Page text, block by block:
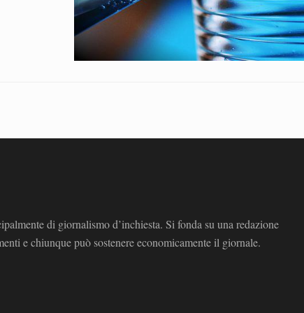
di giornalismo d’inchiesta. Si fonda su una redazione
e chiunque può sostenere economicamente il giornale.